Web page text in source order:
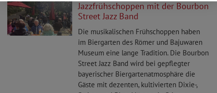
Jazzfrühschoppen mit der Bourbon
Street Jazz Band
Die musikalischen Frühschoppen haben
im Biergarten des Römer und Bajuwaren
Museum eine lange Tradition. Die Bourbon
Street Jazz Band wird bei gepflegter
bayerischer Biergartenatmosphäre die
Gäste mit dezenten, kultivierten Dixie-,